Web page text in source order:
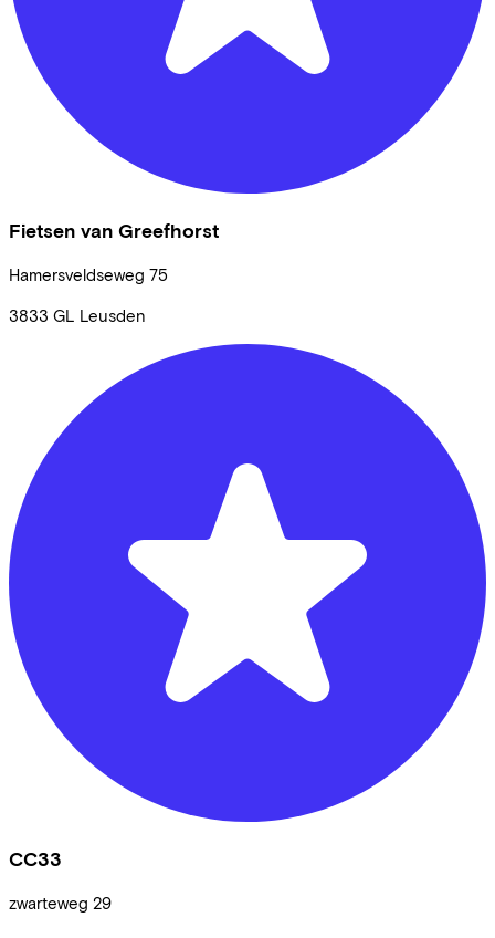
Fietsen van Greefhorst
Hamersveldseweg 75
3833 GL Leusden
CC33
zwarteweg 29